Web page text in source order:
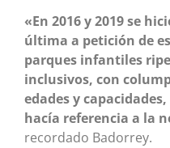
«En 2016 y 2019 se
última a petición de
parques infantiles
inclusivos, con
edades y
hacía referencia a la
recordado Badorrey.